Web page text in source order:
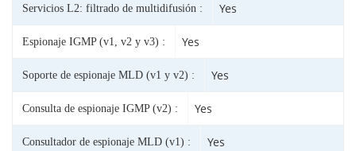
Servicios L2: filtrado de multidifusión : Yes
Espionaje IGMP (v1, v2 y v3) : Yes
Soporte de espionaje MLD (v1 y v2) : Yes
Consulta de espionaje IGMP (v2) : Yes
Consultador de espionaje MLD (v1) : Yes